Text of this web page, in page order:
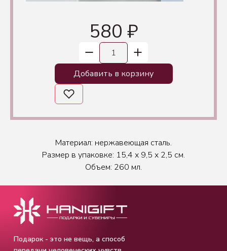
580 ₽
Добавить в корзину
Материал: нержавеющая сталь.
Размер в упаковке: 15,4 х 9,5 х 2,5 см.
Объем: 260 мл.
Подарок - это не вещь, а способ